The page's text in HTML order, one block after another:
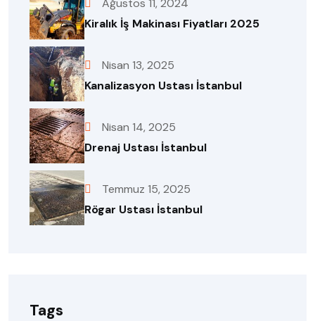
Ağustos 11, 2024
Kiralık İş Makinası Fiyatları 2025
Nisan 13, 2025
Kanalizasyon Ustası İstanbul
Nisan 14, 2025
Drenaj Ustası İstanbul
Temmuz 15, 2025
Rögar Ustası İstanbul
Tags